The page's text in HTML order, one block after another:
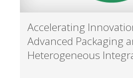
Accelerating
Advanced Packaging
Heterogeneous